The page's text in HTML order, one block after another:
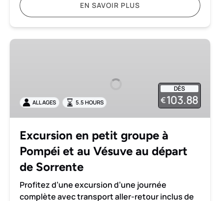
EN SAVOIR PLUS
Excursion
Pompéi
et
Vésuve
départ
Sorrente
DÈS
€103.88
ALL AGES 5.5 HOURS
Excursion en petit groupe à
Pompéi et au Vésuve au départ
de Sorrente
Profitez d’une excursion d’une journée
complète avec transport aller-retour inclus de